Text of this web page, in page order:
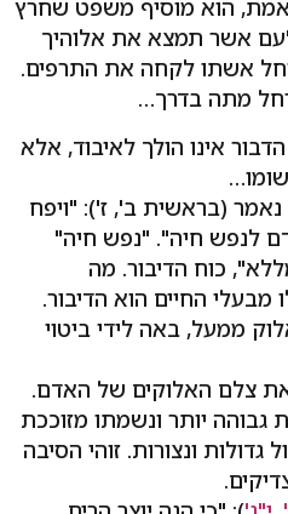
אמת, הוא מוסיף משפט שחרץ
אשר תמצא את אלוהיך
אשתו לקחה את התרפים.
מתה בדרך…
אינו הולך לאיבוד, אלא
(בראשית ב', ז'): "ויפח
לנפש חיה". "נפש חיה"
כוח הדיבור. מה
החיים הוא הדיבור.
ממעל, באה לידי ביטוי
צלם האלוקים של האדם.
גבוהה יותר ונשמתו מזוככת
גדולות ונצורות. זוהי הסיבה